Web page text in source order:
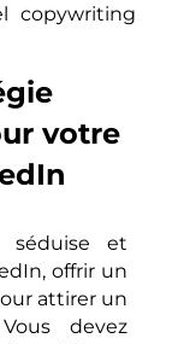
copywriting
votre
séduise et
offrir un
attirer un
devez